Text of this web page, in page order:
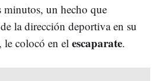
un hecho que
la dirección deportiva en su
le colocó en el escaparate.